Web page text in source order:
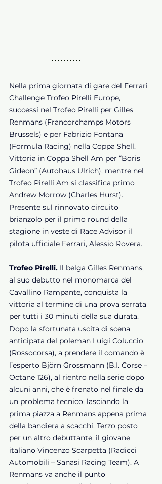
Nella prima giornata di gare del Ferrari
Challenge Trofeo Pirelli Europe,
successi nel Trofeo Pirelli per Gilles
Renmans (Francorchamps Motors
Brussels) e per Fabrizio Fontana
(Formula Racing) nella Coppa Shell.
Vittoria in Coppa Shell Am per “Boris
Gideon” (Autohaus Ulrich), mentre nel
Trofeo Pirelli Am si classifica primo
Andrew Morrow (Charles Hurst).
Presente sul rinnovato circuito
brianzolo per il primo round della
stagione in veste di Race Advisor il
pilota ufficiale Ferrari, Alessio Rovera.
Trofeo Pirelli. Il belga Gilles Renmans,
al suo debutto nel monomarca del
Cavallino Rampante, conquista la
vittoria al termine di una prova serrata
per tutti i 30 minuti della sua durata.
Dopo la sfortunata uscita di scena
anticipata del poleman Luigi Coluccio
(Rossocorsa), a prendere il comando è
l’esperto Björn Grossmann (B.I. Corse –
Octane 126), al rientro nella serie dopo
alcuni anni, che è frenato nel finale da
un problema tecnico, lasciando la
prima piazza a Renmans appena prima
della bandiera a scacchi. Terzo posto
per un altro debuttante, il giovane
italiano Vincenzo Scarpetta (Radicci
Automobili – Sanasi Racing Team). A
Renmans va anche il punto